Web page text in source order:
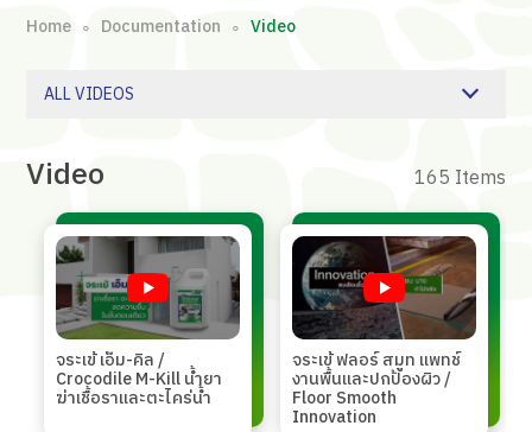
Home ∘ Documentation ∘ Video
ALL VIDEOS
Video 165 Items
จระเข้ เอ็ม-คิล /
Crocodile M-Kill นํ้ายา
ฆ่าเชื้อราและตะไคร่นํ้า
จระเข้ ฟลอร์ สมูท แพทช์
งานพื้นและปกป้องผิว /
Floor Smooth
Innovation